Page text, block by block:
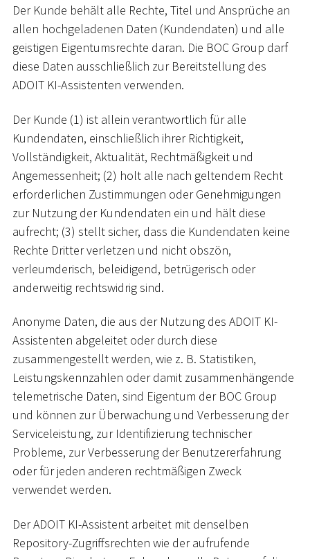
Der Kunde behält alle Rechte, Titel und Ansprüche an
allen hochgeladenen Daten (Kundendaten) und alle
geistigen Eigentumsrechte daran. Die BOC Group darf
diese Daten ausschließlich zur Bereitstellung des
ADOIT KI-Assistenten verwenden.
Der Kunde (1) ist allein verantwortlich für alle
Kundendaten, einschließlich ihrer Richtigkeit,
Vollständigkeit, Aktualität, Rechtmäßigkeit und
Angemessenheit; (2) holt alle nach geltendem Recht
erforderlichen Zustimmungen oder Genehmigungen
zur Nutzung der Kundendaten ein und hält diese
aufrecht; (3) stellt sicher, dass die Kundendaten keine
Rechte Dritter verletzen und nicht obszön,
verleumderisch, beleidigend, betrügerisch oder
anderweitig rechtswidrig sind.
Anonyme Daten, die aus der Nutzung des ADOIT KI-
Assistenten abgeleitet oder durch diese
zusammengestellt werden, wie z. B. Statistiken,
Leistungskennzahlen oder damit zusammenhängende
telemetrische Daten, sind Eigentum der BOC Group
und können zur Überwachung und Verbesserung der
Serviceleistung, zur Identifizierung technischer
Probleme, zur Verbesserung der Benutzererfahrung
oder für jeden anderen rechtmäßigen Zweck
verwendet werden.
Der ADOIT KI-Assistent arbeitet mit denselben
Repository-Zugriffsrechten wie der aufrufende